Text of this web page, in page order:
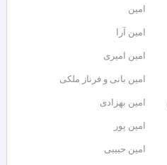
امین
امین آرا
امین امیری
امین بانی و فرناز ملکی
امین بهزادی
امین پور
امین حبیبی